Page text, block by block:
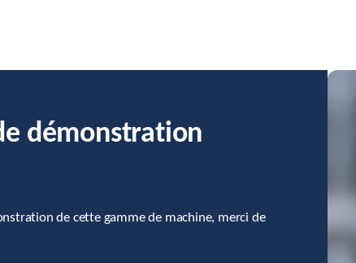
démonstration
de cette gamme de machine, merci de